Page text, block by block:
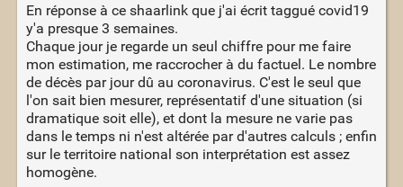
En réponse à ce shaarlink que j'ai écrit taggué covid19
y'a presque 3 semaines.
Chaque jour je regarde un seul chiffre pour me faire
mon estimation, me raccrocher à du factuel. Le nombre
de décès par jour dû au coronavirus. C'est le seul que
l'on sait bien mesurer, représentatif d'une situation (si
dramatique soit elle), et dont la mesure ne varie pas
dans le temps ni n'est altérée par d'autres calculs ; enfin
sur le territoire national son interprétation est assez
homogène.